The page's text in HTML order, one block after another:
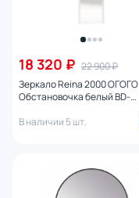
18 320 ₽ 22 900 ₽
Зеркало Reina 2000 ОГОГО
Обстановочка белый BD-
В наличии 5 шт.